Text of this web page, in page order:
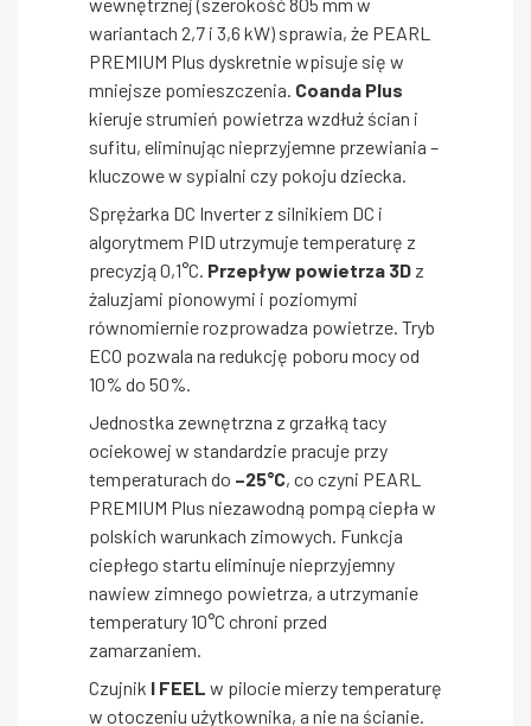
wariantach 2,7 i 3,6 kW) sprawia, że PEARL
PREMIUM Plus dyskretnie wpisuje się w
mniejsze pomieszczenia. Coanda Plus
kieruje strumień powietrza wzdłuż ścian i
sufitu, eliminując nieprzyjemne przewiania –
kluczowe w sypialni czy pokoju dziecka.
Sprężarka DC Inverter z silnikiem DC i
algorytmem PID utrzymuje temperaturę z
precyzją 0,1°C. Przepływ powietrza 3D z
żaluzjami pionowymi i poziomymi
równomiernie rozprowadza powietrze. Tryb
ECO pozwala na redukcję poboru mocy od
10% do 50%.
Jednostka zewnętrzna z grzałką tacy
ociekowej w standardzie pracuje przy
temperaturach do –25°C, co czyni PEARL
PREMIUM Plus niezawodną pompą ciepła w
polskich warunkach zimowych. Funkcja
ciepłego startu eliminuje nieprzyjemny
nawiew zimnego powietrza, a utrzymanie
temperatury 10°C chroni przed
zamarzaniem.
Czujnik I FEEL w pilocie mierzy temperaturę
w otoczeniu użytkownika, a nie na ścianie.